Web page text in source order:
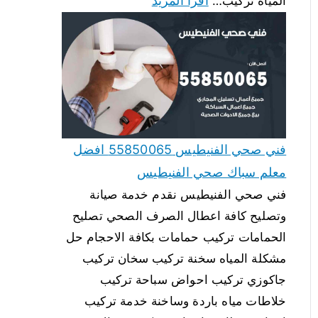
فني صحي الفنيطيس 55850065 افضل
معلم سباك صحي الفنيطيس
فني صحي الفنيطيس نقدم خدمة صيانة
وتصليح كافة اعطال الصرف الصحي تصليح
الحمامات تركيب حمامات بكافة الاحجام حل
مشكلة المياه سخنة تركيب سخان تركيب
جاكوزي تركيب احواض سباحة تركيب
خلاطات مياه باردة وساخنة خدمة تركيب